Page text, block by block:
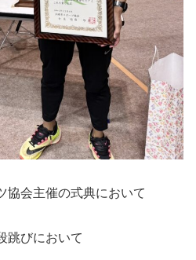
協会主催の式典において
跳びにおいて